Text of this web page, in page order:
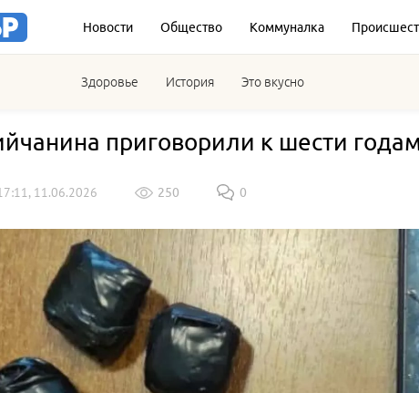
Новости Общество Коммуналка
Здоровье История Это вкусно
приговорили к шести
11.06.2026 250 0